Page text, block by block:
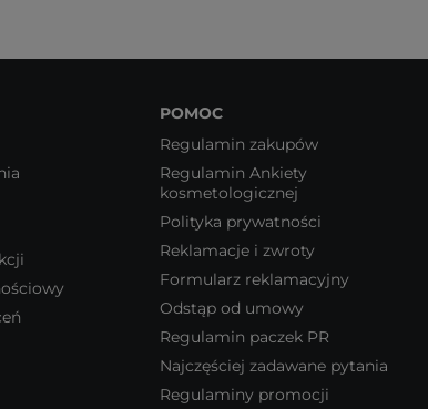
POMOC
Regulamin zakupów
Regulamin Ankiety
kosmetologicznej
Polityka prywatności
Reklamacje i zwroty
Formularz reklamacyjny
Odstąp od umowy
Regulamin paczek PR
Najczęściej zadawane pytania
Regulaminy promocji